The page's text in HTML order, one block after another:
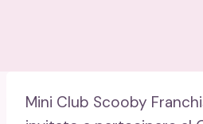
Mini Club Scooby